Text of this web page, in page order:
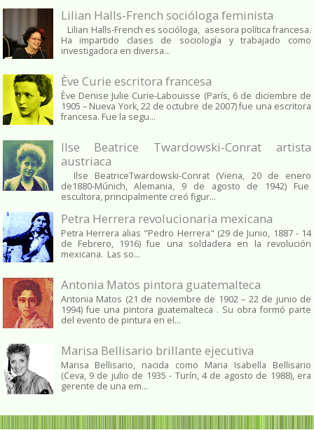
Lilian Halls-French socióloga feminista
Lilian Halls-French es socióloga, asesora política francesa.
Ha impartido clases de sociología y trabajado como
investigadora en diversa...
Ève Curie escritora francesa
Ève Denise Julie Curie-Labouisse (París, 6 de diciembre de
1905 – Nueva York, 22 de octubre de 2007) fue una escritora
francesa. Fue la segu...
Ilse Beatrice Twardowski-Conrat artista
austriaca
Ilse BeatriceTwardowski-Conrat (Viena, 20 de enero
de1880-Múnich, Alemania, 9 de agosto de 1942) Fue
escultora, principalmente creó figur...
Petra Herrera revolucionaria mexicana
Petra Herrera alias "Pedro Herrera" (29 de Junio, 1887 - 14
de Febrero, 1916) fue una soldadera en la revolución
mexicana. Las so...
Antonia Matos pintora guatemalteca
Antonia Matos (21 de noviembre de 1902 – 22 de junio de
1994) fue una pintora guatemalteca . Su obra formó parte
del evento de pintura en el...
Marisa Bellisario brillante ejecutiva
Marisa Bellisario, nacida como Maria Isabella Bellisario
(Ceva, 9 de julio de 1935 - Turín, 4 de agosto de 1988), era
gerente de una em...